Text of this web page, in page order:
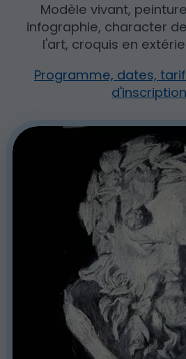
Modèle vivant,
infographie, character
l'art, croquis en
Programme, dates,
d'inscription